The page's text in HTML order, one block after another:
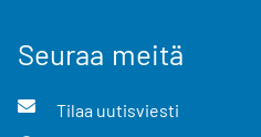
Seuraa meitä
Tilaa uutisviesti